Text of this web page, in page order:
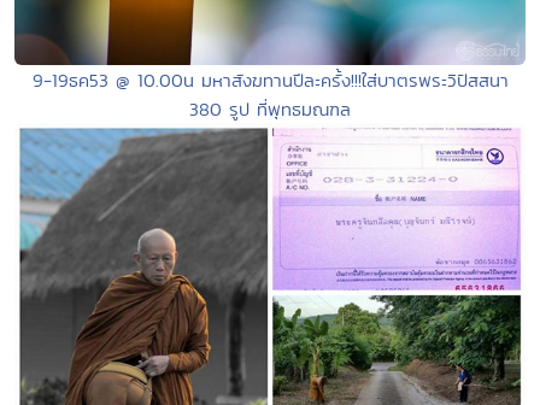
9-19ธค53 @ 10.00น มหาสังฆทานปีละครั้ง!!!ใส่บาตรพระวิปัสสนา
380 รูป ที่พุทธมณฑล